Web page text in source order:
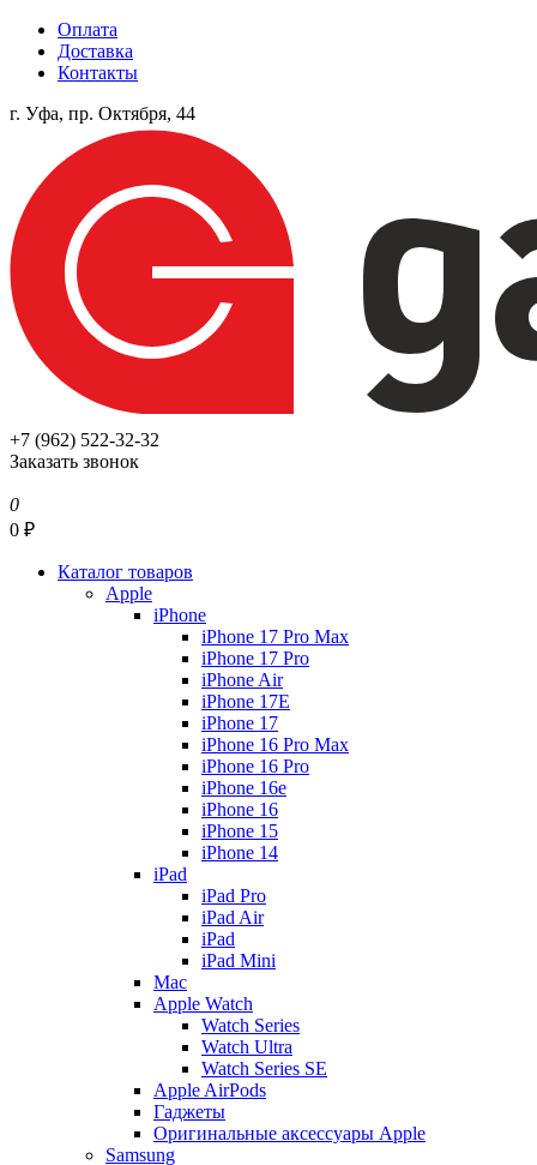
Оплата
Доставка
Контакты
г. Уфа, пр. Октября, 44
+7 (962) 522-32-32
Заказать звонок
0
0 ₽
Каталог товаров
Apple
iPhone
iPhone 17 Pro Max
iPhone 17 Pro
iPhone Air
iPhone 17E
iPhone 17
iPhone 16 Pro Max
iPhone 16 Pro
iPhone 16e
iPhone 16
iPhone 15
iPhone 14
iPad
iPad Pro
iPad Air
iPad
iPad Mini
Mac
Apple Watch
Watch Series
Watch Ultra
Watch Series SE
Apple AirPods
Гаджеты
Оригинальные аксессуары Apple
Samsung